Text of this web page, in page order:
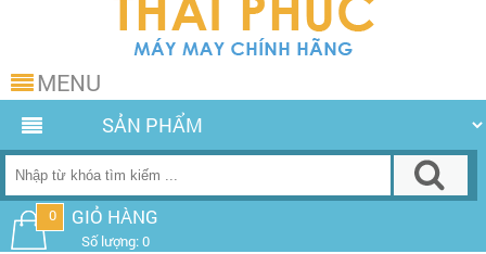
MENU
0 GIỎ HÀNG
Số lượng: 0